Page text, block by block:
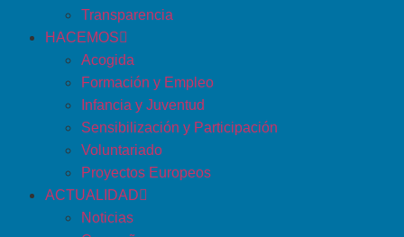
Transparencia
HACEMOS
Acogida
Formación y Empleo
Infancia y Juventud
Sensibilización y Participación
Voluntariado
Proyectos Europeos
ACTUALIDAD
Noticias